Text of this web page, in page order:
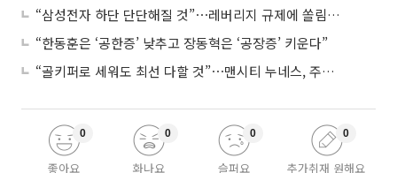
“삼성전자 하단 단단해질 것”⋯레버리지 규제에 쏠림 완화
“한동훈은 ‘공한증’ 낮추고 장동혁은 ‘공장증’ 키운다”
“골키퍼로 세워도 최선 다할 것”⋯맨시티 누네스, 주전 경쟁 각오
좋아요
0
화나요
0
슬퍼요
0
추가취재 원해요
0